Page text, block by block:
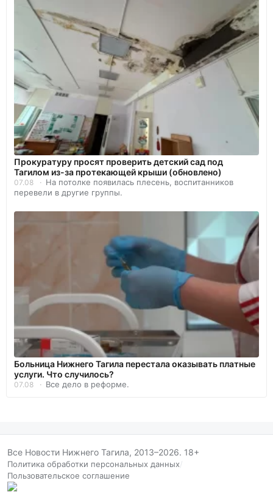
Прокуратуру просят проверить детский сад под
Тагилом из-за протекающей крыши (обновлено)
07.08
На потолке появилась плесень, воспитанников
перевели в другие группы.
Больница Нижнего Тагила перестала оказывать платные
услуги. Что случилось?
07.08 Все дело в реформе.
Все Новости Нижнего Тагила, 2013–2026. 18+
Политика обработки персональных данных/
Пользовательское соглашение